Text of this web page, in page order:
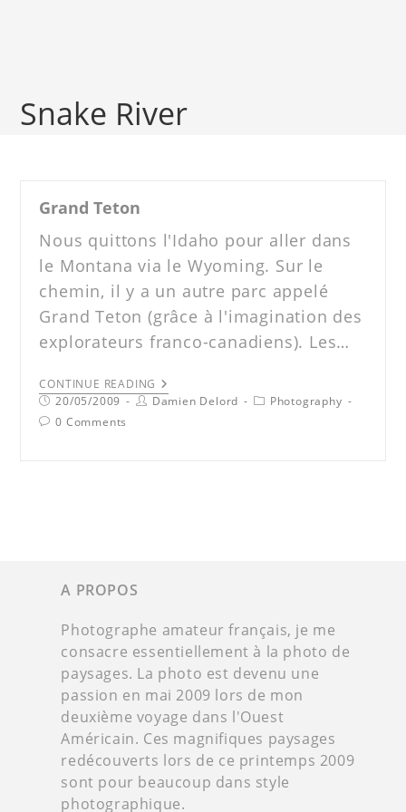
Snake River
Grand Teton
Nous quittons l'Idaho pour aller dans
le Montana via le Wyoming. Sur le
chemin, il y a un autre parc appelé
Grand Teton (grâce à l'imagination des
explorateurs franco-canadiens). Les…
CONTINUE READING
20/05/2009
Damien Delord
Photography
0 Comments
A PROPOS
Photographe amateur français, je me
consacre essentiellement à la photo de
paysages. La photo est devenu une
passion en mai 2009 lors de mon
deuxième voyage dans l'Ouest
Américain. Ces magnifiques paysages
redécouverts lors de ce printemps 2009
sont pour beaucoup dans style
photographique.